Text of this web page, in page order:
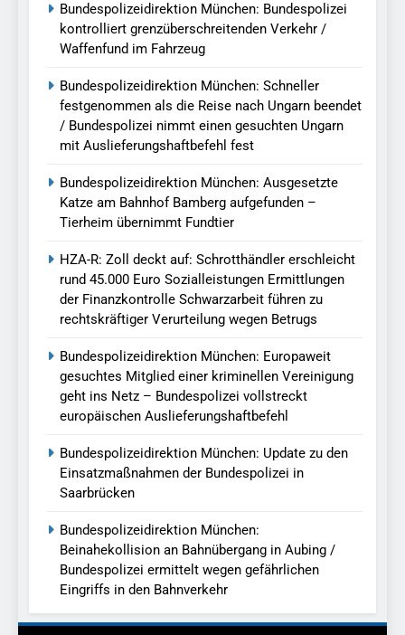
Bundespolizeidirektion München: Bundespolizei
kontrolliert grenzüberschreitenden Verkehr /
Waffenfund im Fahrzeug
Bundespolizeidirektion München: Schneller
festgenommen als die Reise nach Ungarn beendet
/ Bundespolizei nimmt einen gesuchten Ungarn
mit Auslieferungshaftbefehl fest
Bundespolizeidirektion München: Ausgesetzte
Katze am Bahnhof Bamberg aufgefunden –
Tierheim übernimmt Fundtier
HZA-R: Zoll deckt auf: Schrotthändler erschleicht
rund 45.000 Euro Sozialleistungen Ermittlungen
der Finanzkontrolle Schwarzarbeit führen zu
rechtskräftiger Verurteilung wegen Betrugs
Bundespolizeidirektion München: Europaweit
gesuchtes Mitglied einer kriminellen Vereinigung
geht ins Netz – Bundespolizei vollstreckt
europäischen Auslieferungshaftbefehl
Bundespolizeidirektion München: Update zu den
Einsatzmaßnahmen der Bundespolizei in
Saarbrücken
Bundespolizeidirektion München:
Beinahekollision an Bahnübergang in Aubing /
Bundespolizei ermittelt wegen gefährlichen
Eingriffs in den Bahnverkehr